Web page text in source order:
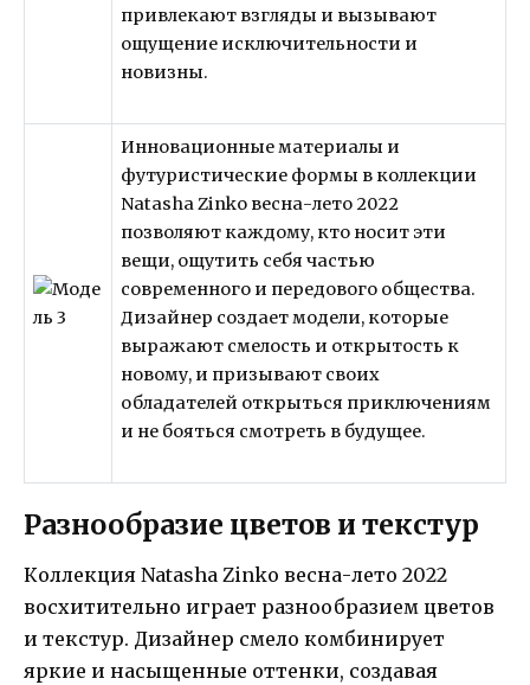
привлекают взгляды и вызывают
ощущение исключительности и
новизны.
Инновационные материалы и
футуристические формы в коллекции
Natasha Zinko весна-лето 2022
позволяют каждому, кто носит эти
вещи, ощутить себя частью
современного и передового общества.
Дизайнер создает модели, которые
выражают смелость и открытость к
новому, и призывают своих
обладателей открыться приключениям
и не бояться смотреть в будущее.
Разнообразие цветов и текстур
Коллекция Natasha Zinko весна-лето 2022
восхитительно играет разнообразием цветов
и текстур. Дизайнер смело комбинирует
яркие и насыщенные оттенки, создавая